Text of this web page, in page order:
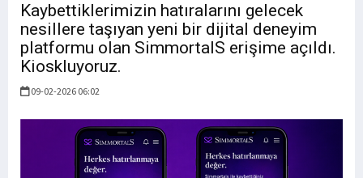
Kaybettiklerimizin hatıralarını gelecek
nesillere taşıyan yeni bir dijital deneyim
platformu olan SimmortalS erişime açıldı.
Kioskluyoruz.
09-02-2026 06:02